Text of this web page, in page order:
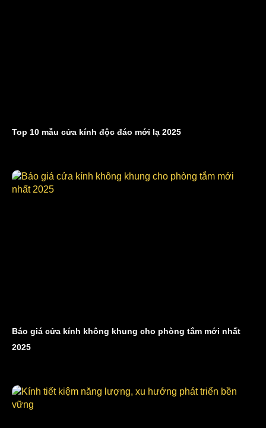
Top 10 mẫu cửa kính độc đáo mới lạ 2025
Báo giá cửa kính không khung cho phòng tắm mới nhất
2025